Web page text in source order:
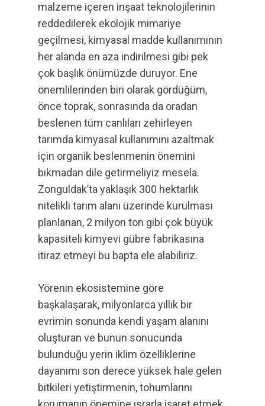
malzeme içeren inşaat teknolojilerinin
reddedilerek ekolojik mimariye
geçilmesi, kimyasal madde kullanımının
her alanda en aza indirilmesi gibi pek
çok başlık önümüzde duruyor. Ene
önemlilerinden biri olarak gördüğüm,
önce toprak, sonrasında da oradan
beslenen tüm canlıları zehirleyen
tarımda kimyasal kullanımını azaltmak
için organik beslenmenin önemini
bıkmadan dile getirmeliyiz mesela.
Zonguldak’ta yaklaşık 300 hektarlık
nitelikli tarım alanı üzerinde kurulması
planlanan, 2 milyon ton gibi çok büyük
kapasiteli kimyevi gübre fabrikasına
itiraz etmeyi bu bapta ele alabiliriz.
Yörenin ekosistemine göre
başkalaşarak, milyonlarca yıllık bir
evrimin sonunda kendi yaşam alanını
oluşturan ve bunun sonucunda
bulunduğu yerin iklim özelliklerine
dayanımı son derece yüksek hale gelen
bitkileri yetiştirmenin, tohumlarını